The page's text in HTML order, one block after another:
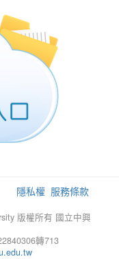
隱私權 服務條款
版權所有 國立中興
轉713